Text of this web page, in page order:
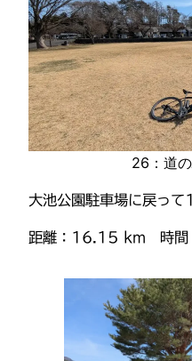
26：道
大池公園駐車場に戻って
距離：16.15 km 時